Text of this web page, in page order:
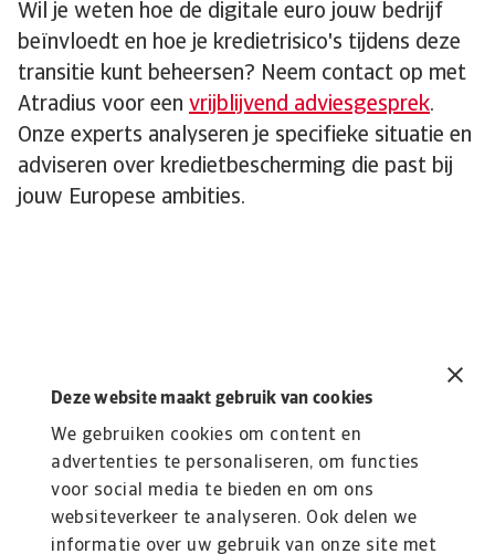
Deze website maakt gebruik van cookies
We gebruiken cookies om content en
advertenties te personaliseren, om functies
voor social media te bieden en om ons
websiteverkeer te analyseren. Ook delen we
informatie over uw gebruik van onze site met
Wil je weten hoe de digitale euro jouw bedrijf
beïnvloedt en hoe je kredietrisico's tijdens deze
transitie kunt beheersen? Neem contact op met
Atradius voor een vrijblijvend adviesgesprek.
Onze experts analyseren je specifieke situatie en
adviseren over kredietbescherming die past bij
jouw Europese ambities.
Blog
Krijg jouw kredietrisico onder
controle: slimme strategieën
Beheer je kredietrisico met effectieve strategieën.
Ontdek hoe kredietverzekering en slimme ...